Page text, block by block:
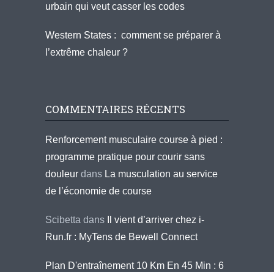
urbain qui veut casser les codes
Western States : comment se préparer à
l’extrême chaleur ?
COMMENTAIRES RÉCENTS
Renforcement musculaire course à pied :
programme pratique pour courir sans
douleur dans La musculation au service
de l’économie de course
Scibetta dans
Il vient d’arriver chez i-
Run.fr : MyTens de Bewell Connect
Plan D'entraînement 10 Km En 45 Min : 6